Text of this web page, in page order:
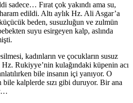
sadece… Fırat çok yakındı ama su,
edildi. Altı aylık Hz. Ali Asgar’a
beden, susuzluğun ve zulmün
suyu esirgeyen kalp, aslında
kadınların ve çocukların susuz
Hz. Rukiyye’nin kulağındaki küpenin acı
bile insanın içi yanıyor. O
bile kalplerde sızı gibi duruyor. Bir ana